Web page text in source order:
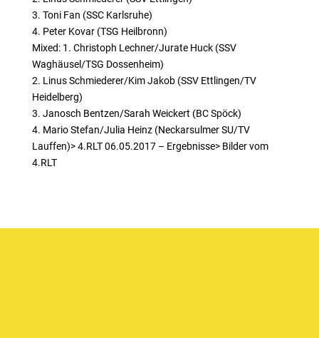
3. Toni Fan (SSC Karlsruhe)
4. Peter Kovar (TSG Heilbronn)
Mixed: 1. Christoph Lechner/Jurate Huck (SSV
Waghäusel/TSG Dossenheim)
2. Linus Schmiederer/Kim Jakob (SSV Ettlingen/TV
Heidelberg)
3. Janosch Bentzen/Sarah Weickert (BC Spöck)
4. Mario Stefan/Julia Heinz (Neckarsulmer SU/TV
Lauffen)> 4.RLT 06.05.2017 – Ergebnisse> Bilder vom
4.RLT